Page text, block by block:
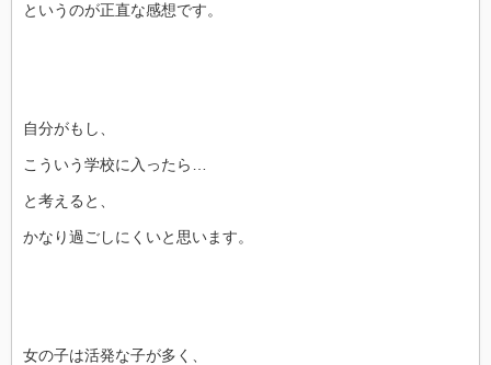
というのが正直な感想です。
自分がもし、
こういう学校に入ったら…
と考えると、
かなり過ごしにくいと思います。
女の子は活発な子が多く、